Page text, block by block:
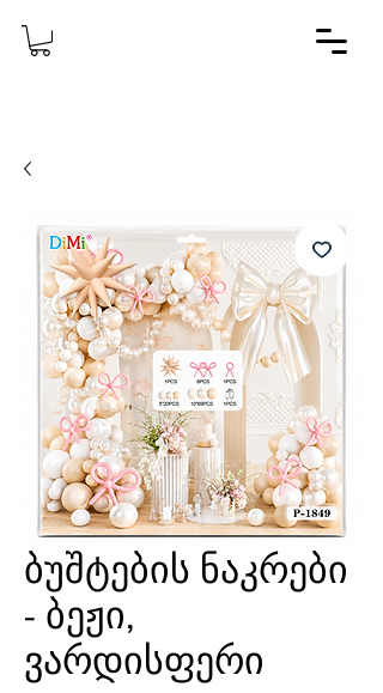
ბუშტების ნაკრები
- ბეჟი,
ვარდისფერი